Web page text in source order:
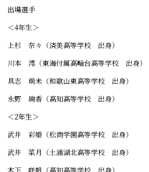
出場選手
＜4年生＞
上杉 奈々（済美高等学校 出身）
川本 澪（東海付属高輪台高等学校 出身）
具志 萌未（和歌山東高等学校 出身）
永野 絢香（高知高等学校 出身）
＜2年生＞
武井 彩姫（松商学園高等学校 出身）
武井 菜月（土浦湖北高等学校 出身）
木下 咲帆（高知高等学校 出身）